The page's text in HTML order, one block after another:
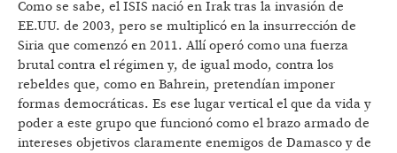
Como se sabe, el ISIS nació en Irak tras la invasión de
EE.UU. de 2003, pero se multiplicó en la insurrección de
Siria que comenzó en 2011. Allí operó como una fuerza
brutal contra el régimen y, de igual modo, contra los
rebeldes que, como en Bahrein, pretendían imponer
formas democráticas. Es ese lugar vertical el que da vida y
poder a este grupo que funcionó como el brazo armado de
intereses objetivos claramente enemigos de Damasco y de